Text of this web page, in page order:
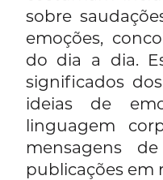
sobre
emoções,
do dia a dia.
significados
ideias de
linguagem
mensagens
publicações em